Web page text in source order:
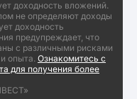
доходность вложений.
не определяют доходы
доходность
предупреждает, что
с различными рисками
опыта. Ознакомитесь с
для получения более